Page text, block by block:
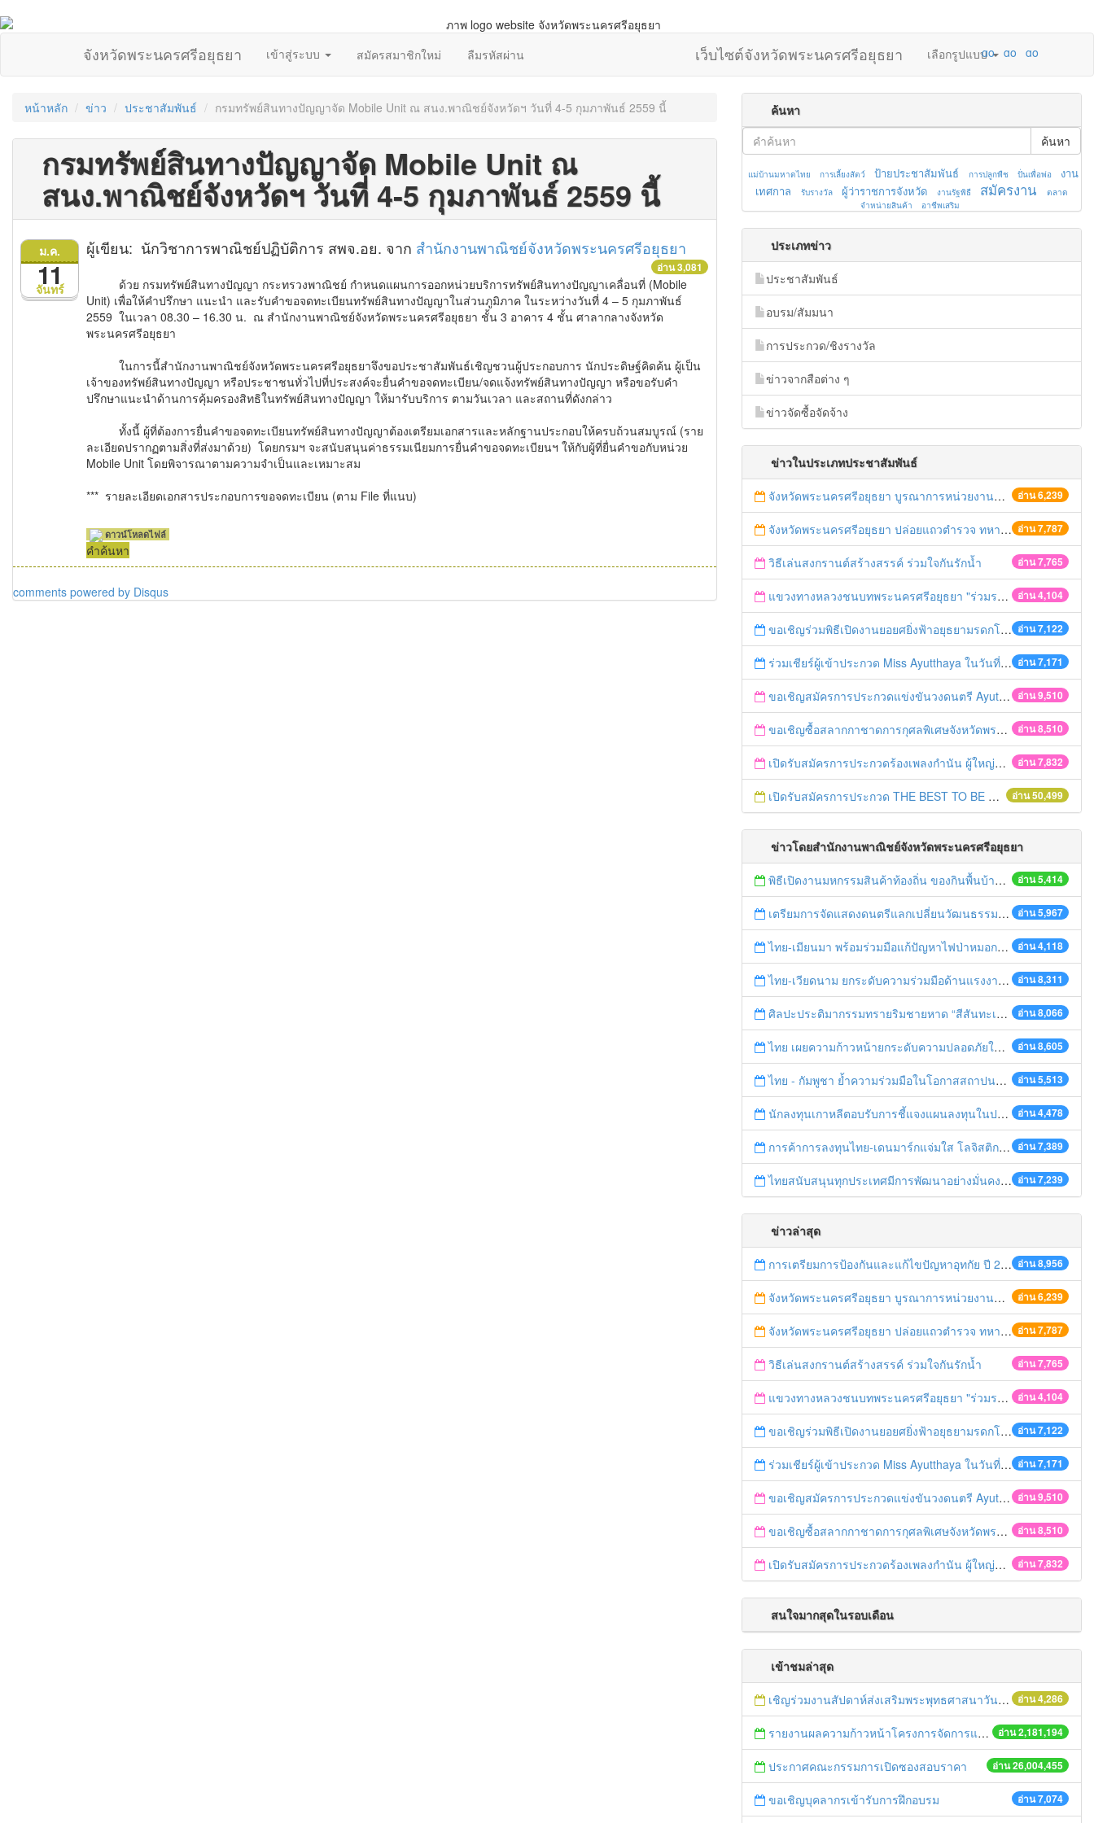
จังหวัดพระนครศรีอยุธยา เข้าสู่ระบบ สมัครสมาชิกใหม่ ลืมรหัสผ่าน เว็บไซต์จังหวัดพระนครศรีอยุธยา เลือกรูปแบบ
หน้าหลัก ข่าว ประชาสัมพันธ์ กรมทรัพย์สินทางปัญญาจัด Mobile Unit ณ สนง.พาณิชย์จังหวัดฯ วันที่ 4-5 กุมภาพันธ์ 2559 นี้
กรมทรัพย์สินทางปัญญาจัด Mobile Unit ณ
สนง.พาณิชย์จังหวัดฯ วันที่ 4-5 กุมภาพันธ์ 2559 นี้
จันทร์
ม.ค.
11
ผู้เขียน: นักวิชาการพาณิชย์ปฏิบัติการ สพจ.อย. จาก สำนักงานพาณิชย์จังหวัดพระนครศรีอยุธยา
อ่าน 3,081
ด้วย กรมทรัพย์สินทางปัญญา กระทรวงพาณิชย์ กำหนดแผนการออกหน่วยบริการทรัพย์สินทางปัญญาเคลื่อนที่ (Mobile
Unit) เพื่อให้คำปรึกษา แนะนำ และรับคำขอจดทะเบียนทรัพย์สินทางปัญญาในส่วนภูมิภาค ในระหว่างวันที่ 4 – 5 กุมภาพันธ์
2559 ในเวลา 08.30 – 16.30 น. ณ สำนักงานพาณิชย์จังหวัดพระนครศรีอยุธยา ชั้น 3 อาคาร 4 ชั้น ศาลากลางจังหวัด
พระนครศรีอยุธยา
ในการนี้สำนักงานพาณิชย์จังหวัดพระนครศรีอยุธยาจึงขอประชาสัมพันธ์เชิญชวนผู้ประกอบการ นักประดิษฐ์คิดค้น ผู้เป็น
เจ้าของทรัพย์สินทางปัญญา หรือประชาชนทั่วไปที่ประสงค์จะยื่นคำขอจดทะเบียน/จดแจ้งทรัพย์สินทางปัญญา หรือขอรับคำ
ปรึกษาแนะนำด้านการคุ้มครองสิทธิในทรัพย์สินทางปัญญา ให้มารับบริการ ตามวันเวลา และสถานที่ดังกล่าว
ทั้งนี้ ผู้ที่ต้องการยื่นคำขอจดทะเบียนทรัพย์สินทางปัญญาต้องเตรียมเอกสารและหลักฐานประกอบให้ครบถ้วนสมบูรณ์ (ราย
ละเอียดปรากฏตามสิ่งที่ส่งมาด้วย) โดยกรมฯ จะสนับสนุนค่าธรรมเนียมการยื่นคำขอจดทะเบียนฯ ให้กับผู้ที่ยื่นคำขอกับหน่วย
Mobile Unit โดยพิจารณาตามความจำเป็นและเหมาะสม
*** รายละเอียดเอกสารประกอบการขอจดทะเบียน (ตาม File ที่แนบ)
ดาวน์โหลดไฟล์
คำค้นหา
comments powered by Disqus
ค้นหา
ค้นหา
แม่บ้านมหาดไทย การเลี้ยงสัตว์ ป้ายประชาสัมพันธ์ การปลูกพืช ปั่นเพื่อพ่อ
งาน
เทศกาล
รับรางวัล ผู้ว่าราชการจังหวัด งานรัฐพิธี สมัครงาน
ตลาด
จำหน่ายสินค้า
อาชีพเสริม
ประเภทข่าว
ประชาสัมพันธ์
อบรม/สัมมนา
การประกวด/ชิงรางวัล
ข่าวจากสือต่าง ๆ
ข่าวจัดซื้อจัดจ้าง
ข่าวในประเภทประชาสัมพันธ์
อ่าน 6,239
จังหวัดพระนครศรีอยุธยา บูรณาการหน่วยงานที่เกี่ยวข้อง ลงพื้นที่จัดระเบียบและดำเนินมาตรการตามบทลงโทษสูงสุดกับผู้ประกอบการร้านค้าที่ยังฝ่าฝืนตั้งร้านค้ารุกล้ำเขตพื้นที่ทางหลวง เตรียมความปลอดภัยก่อนเทศกาลสงกรานต์
อ่าน 7,787
จังหวัดพระนครศรีอยุธยา ปล่อยแถวตำรวจ ทหาร ฝ่ายปกครอง กว่า 100 นาย ตรวจเข้มท่ารถสาธารณะ สถานีขนส่งรถโดยสาร วินรถตู้ และสถานีรถไฟ เตรียมรับมือเทศกาลสงกรานต์
อ่าน 7,765
วิธีเล่นสงกรานต์สร้างสรรค์ ร่วมใจกันรักน้ำ
อ่าน 4,104
แขวงทางหลวงชนบทพระนครศรีอยุธยา "ร่วมรณรงค์ ขับช้า เปิดไฟหน้า คาดเข็มขัด" เทศกาลสงกรานต์ ปี 2561
อ่าน 7,122
ขอเชิญร่วมพิธีเปิดงานยอยศยิ่งฟ้าอยุธยามรดกโลก
อ่าน 7,171
ร่วมเชียร์ผู้เข้าประกวด Miss Ayutthaya ในวันที่ 15 ธันวาคม 2560
อ่าน 9,510
ขอเชิญสมัครการประกวดแข่งขันวงดนตรี Ayutthaya battle of the bands
อ่าน 8,510
ขอเชิญซื้อสลากกาชาดการกุศลพิเศษจังหวัดพระนครศรีอยุธยา 2560
อ่าน 7,832
เปิดรับสมัครการประกวดร้องเพลงกำนัน ผู้ใหญ่บ้าน ฯลฯ
อ่าน 50,499
เปิดรับสมัครการประกวด THE BEST TO BE NUMBER ONE
ข่าวโดยสำนักงานพาณิชย์จังหวัดพระนครศรีอยุธยา
อ่าน 5,414
พิธีเปิดงานมหกรรมสินค้าท้องถิ่น ของกินพื้นบ้าน งานสรงน้ำหลวงปู่ทวด และเปิดศูนย์เครือข่ายธุรกิจ Biz Club จังหวัดพระนครศรีอยุธยา
อ่าน 5,967
เตรียมการจัดแสดงดนตรีแลกเปลี่ยนวัฒนธรรมไทย-บรูไนฯ "อาไล พาเพลิน”
อ่าน 4,118
ไทย-เมียนมา พร้อมร่วมมือแก้ปัญหาไฟป่าหมอกควัน เตรียมพร้อมเปิดช่องทางห้วยต้นนุ่นเป็นด่านถาวร
อ่าน 8,311
ไทย-เวียดนาม ยกระดับความร่วมมือด้านแรงงานระหว่างประเทศสู่การพัฒนาที่ยั่งยืน
อ่าน 8,066
ศิลปะประติมากรรมทรายริมชายหาด “สีสันทะเลชุมพร สู่อาเซียน”
อ่าน 8,605
ไทย เผยความก้าวหน้ายกระดับความปลอดภัยในการทำงานสู่มาตรฐานสากล
อ่าน 5,513
ไทย - กัมพูชา ย้ำความร่วมมือในโอกาสสถาปนาความสัมพันธ์ทางการทูตครบรอบ 65 ปี
อ่าน 4,478
นักลงทุนเกาหลีตอบรับการชี้แจงแผนลงทุนในประเทศไทย
อ่าน 7,389
การค้าการลงทุนไทย-เดนมาร์กแจ่มใส โลจิสติกส์ไทยโดดเด่นในภูมิภาค
อ่าน 7,239
ไทยสนับสนุนทุกประเทศมีการพัฒนาอย่างมั่นคง มั่งคั่ง ยั่งยืน ในการประชุม Boao Forum for Asia
ข่าวล่าสุด
อ่าน 8,956
การเตรียมการป้องกันและแก้ไขปัญหาอุทกัย ปี 2561
อ่าน 6,239
จังหวัดพระนครศรีอยุธยา บูรณาการหน่วยงานที่เกี่ยวข้อง ลงพื้นที่จัดระเบียบและดำเนินมาตรการตามบทลงโทษสูงสุดกับผู้ประกอบการร้านค้าที่ยังฝ่าฝืนตั้งร้านค้ารุกล้ำเขตพื้นที่ทางหลวง เตรียมความปลอดภัยก่อนเทศกาลสงกรานต์
อ่าน 7,787
จังหวัดพระนครศรีอยุธยา ปล่อยแถวตำรวจ ทหาร ฝ่ายปกครอง กว่า 100 นาย ตรวจเข้มท่ารถสาธารณะ สถานีขนส่งรถโดยสาร วินรถตู้ และสถานีรถไฟ เตรียมรับมือเทศกาลสงกรานต์
อ่าน 7,765
วิธีเล่นสงกรานต์สร้างสรรค์ ร่วมใจกันรักน้ำ
อ่าน 4,104
แขวงทางหลวงชนบทพระนครศรีอยุธยา "ร่วมรณรงค์ ขับช้า เปิดไฟหน้า คาดเข็มขัด" เทศกาลสงกรานต์ ปี 2561
อ่าน 7,122
ขอเชิญร่วมพิธีเปิดงานยอยศยิ่งฟ้าอยุธยามรดกโลก
อ่าน 7,171
ร่วมเชียร์ผู้เข้าประกวด Miss Ayutthaya ในวันที่ 15 ธันวาคม 2560
อ่าน 9,510
ขอเชิญสมัครการประกวดแข่งขันวงดนตรี Ayutthaya battle of the bands
อ่าน 8,510
ขอเชิญซื้อสลากกาชาดการกุศลพิเศษจังหวัดพระนครศรีอยุธยา 2560
อ่าน 7,832
เปิดรับสมัครการประกวดร้องเพลงกำนัน ผู้ใหญ่บ้าน ฯลฯ
สนใจมากสุดในรอบเดือน
เข้าชมล่าสุด
อ่าน 4,286
เชิญร่วมงานสัปดาห์ส่งเสริมพระพุทธศาสนาวันวิสาขบูชา
อ่าน 2,181,194
รายงานผลความก้าวหน้าโครงการจัดการแก้ไขปัญหาขยะ สัปดาห์ที่ 9/2558
อ่าน 26,004,455
ประกาศคณะกรรมการเปิดซองสอบราคา
อ่าน 7,074
ขอเชิญบุคลากรเข้ารับการฝึกอบรม